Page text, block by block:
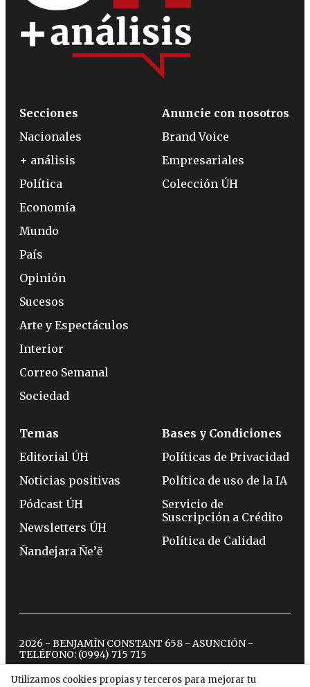
Utilizamos cookies propias y terceros para mejorar tu
Secciones
Nacionales
+ análisis
Política
Economía
Mundo
País
Opinión
Sucesos
Arte y Espectáculos
Interior
Correo Semanal
Sociedad
Anuncie con nosotros
Brand Voice
Empresariales
Colección ÚH
Temas
Editorial ÚH
Noticias positivas
Pódcast ÚH
Newsletters ÚH
Ñandejara Ñe’ẽ
Bases y Condiciones
Políticas de Privacidad
Política de uso de la IA
Servicio de
Suscripción a Crédito
Política de Calidad
2026 - BENJAMÍN CONSTANT 658 - ASUNCIÓN -
TELÉFONO: (0994) 715 715